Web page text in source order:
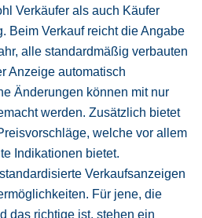
Verkäufer als auch Käufer
Beim Verkauf reicht die Angabe
alle standardmäßig verbauten
Anzeige automatisch
Änderungen können mit nur
werden. Zusätzlich bietet
welche vor allem
Indikationen bietet.
Verkaufsanzeigen
Für jene, die
das richtige ist, stehen ein